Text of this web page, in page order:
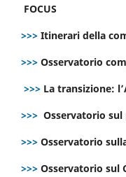
FOCUS
>>> Itinerari della
>>> Osservatorio
>>> La transizione:
>>> Osservatorio
>>> Osservatorio
>>> Osservatorio sul